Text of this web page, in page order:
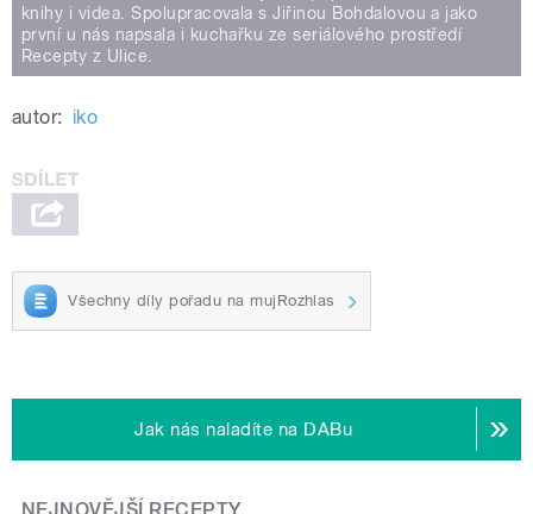
knihy i videa. Spolupracovala s Jiřinou Bohdalovou a jako
první u nás napsala i kuchařku ze seriálového prostředí
Recepty z Ulice.
autor: iko
Všechny díly pořadu na mujRozhlas
Jak nás naladíte na DABu